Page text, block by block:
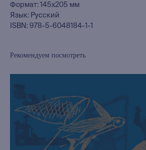
Формат: 145х205 мм
Язык: Русский
ISBN: 978-5-6048184-1-1
Рекомендуем посмотреть